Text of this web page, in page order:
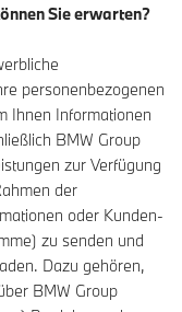
Sie erwarten?
personenbezogenen
Ihnen Informationen
BMW Group
zur Verfügung
der
oder Kunden-
zu senden und
Dazu gehören,
BMW Group